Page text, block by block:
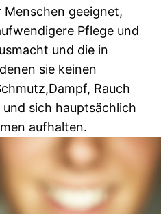
geeignet,
Pflege und
und die in
sie keinen
Rauch
sich hauptsächlich
aufhalten.